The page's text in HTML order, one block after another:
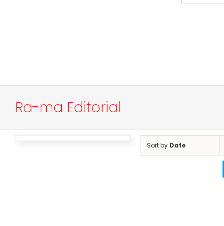
Ra-ma Editorial
Sort by Date